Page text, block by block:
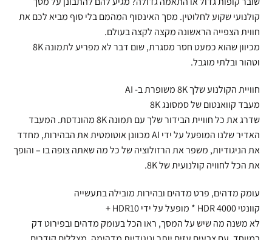
קולנועי שקוע לחלוטין. מסך האינסוף המהמם בלי סוף מביא לכם את
חווית הצפייה הראשונה מקצה לקצה בעולם.
מכיוון שהוא כמעט חסר מסגרת, שום דבר לא מפריע לתמונה 8K
וטהור ובלתי מוגבל.
חוויית הקולנוע שלך 8K משופרת ב- AI
מעבד קוואנטום של סמסונג 8K
שדרג את כל חוויית הבידור שלך עם תמונה 8K מהונדסת. המעבד
האדיר שלנו המופעל על ידי AI מכוונן אוטומטית את הבהירות, מחדד
את הניגודיות, משפר את הרזולוציה של כל מה שאתה צופה בו – והופך
את הכל לחוויה קולנועית של 8K.
עומק מדהים, פרט מדהים ובהירות מובילה בתעשייה
קוונטי HDR 4000 * מופעל על ידי HDR10 +
לא משנה מה שיש על המסך, ראו הכל בעומק מדהים ובפירוט דק